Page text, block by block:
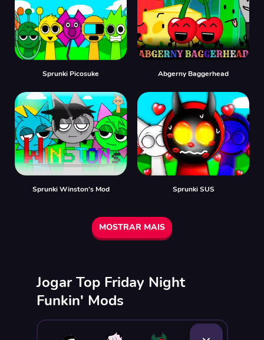
Sprunki Picosuke Abgerny Baggerhead
Sprunki Winston's Mod Sprunki SUS
MOSTRAR MAIS
Jogar Top Friday Night
Funkin' Mods